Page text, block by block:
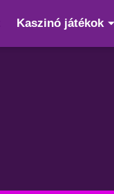
Kaszinó játékok